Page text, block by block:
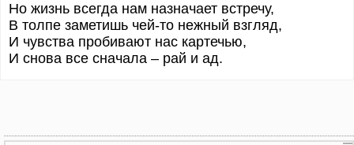
Но жизнь всегда нам назначает встречу,
В толпе заметишь чей-то нежный взгляд,
И чувства пробивают нас картечью,
И снова все сначала – рай и ад.